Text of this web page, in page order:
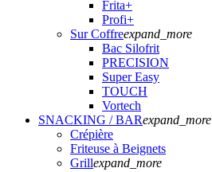
Frita+
Profi+
Sur Coffreexpand_more
Bac Silofrit
PRECISION
Super Easy
TOUCH
Vortech
SNACKING / BARexpand_more
Crépière
Friteuse à Beignets
Grillexpand_more